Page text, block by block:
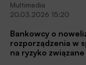
nad Sztuczną Inteligencją i Cyberkomunikacją na
Zarządzania
Multimedia
20.03.2026 15:20
Bankowcy o
rozporządzenia w
na ryzyko